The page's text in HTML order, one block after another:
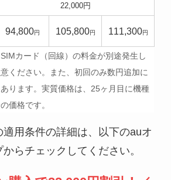
22,000円
94,800円 105,800円 111,300円
カード（回線）の料金が別途発生し
ください。
また、初回のみ数円追加に
ります。実質価格は、25ヶ月目に機種
価格です。
用条件の詳細は、以下のauオ
らチェックしてください。